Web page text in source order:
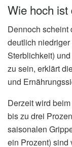
Wie hoch ist
Dennoch scheint
deutlich
Sterblichkeit)
zu sein, erklärt
und
Derzeit wird
bis zu drei
saisonalen
ein Prozent) sind